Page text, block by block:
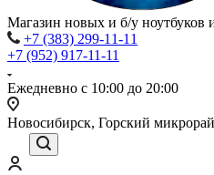
Магазин новых и б/у ноутбуков
+7 (383) 299-11-11
+7 (952) 917-11-11
Ежедневно с 10:00 до 20:00
Новосибирск, Горский